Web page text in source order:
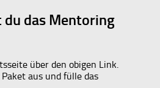
du das Mentoring
über den obigen Link.
aus und fülle das